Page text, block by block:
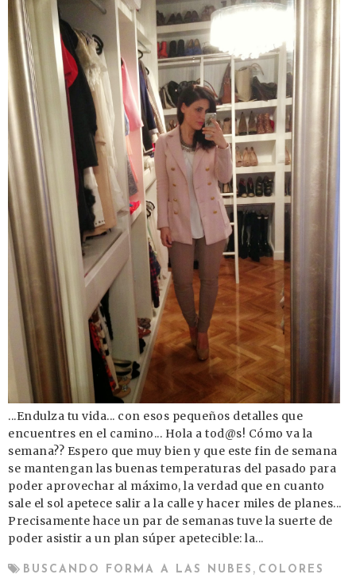
...Endulza tu vida... con esos pequeños detalles que
encuentres en el camino... Hola a tod@s! Cómo va la
semana?? Espero que muy bien y que este fin de semana
se mantengan las buenas temperaturas del pasado para
poder aprovechar al máximo, la verdad que en cuanto
sale el sol apetece salir a la calle y hacer miles de planes...
Precisamente hace un par de semanas tuve la suerte de
poder asistir a un plan súper apetecible: la...
BUSCANDO FORMA A LAS NUBES , COLORES